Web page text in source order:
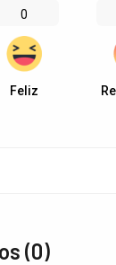
0
Feliz
(0)